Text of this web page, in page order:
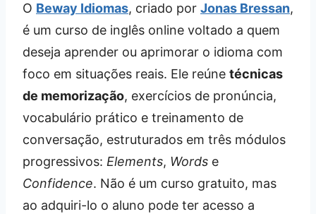
O Beway Idiomas, criado por Jonas Bressan,
é um curso de inglês online voltado a quem
deseja aprender ou aprimorar o idioma com
foco em situações reais. Ele reúne técnicas
de memorização, exercícios de pronúncia,
vocabulário prático e treinamento de
conversação, estruturados em três módulos
progressivos: Elements, Words e
Confidence. Não é um curso gratuito, mas
ao adquiri-lo o aluno pode ter acesso a